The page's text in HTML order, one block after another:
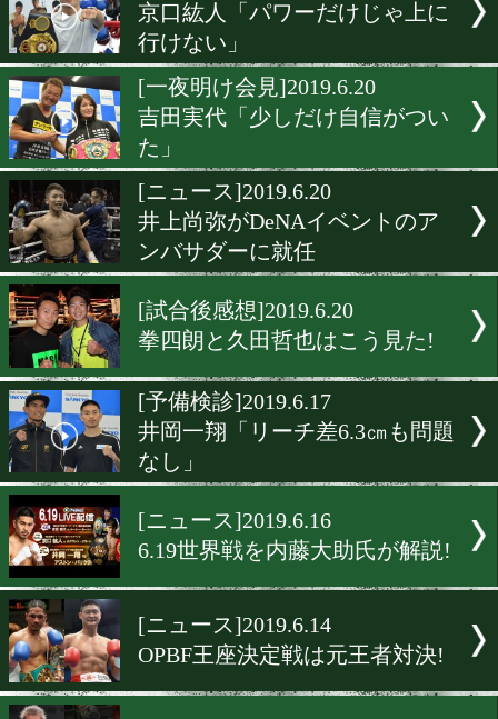
JBCとJPBAが共同宣言
[ニュース]2019.6.21
源大輝が日本フェザー級王
返上
[一夜明け会見]2019.6.20
井岡一翔「唯一無二の存在
[一夜明け会見]2019.6.20
京口紘人「パワーだけじゃ
行けない」
[一夜明け会見]2019.6.20
た」
[ニュース]2019.6.20
井上尚弥がDeNAイベント
ンバサダーに就任